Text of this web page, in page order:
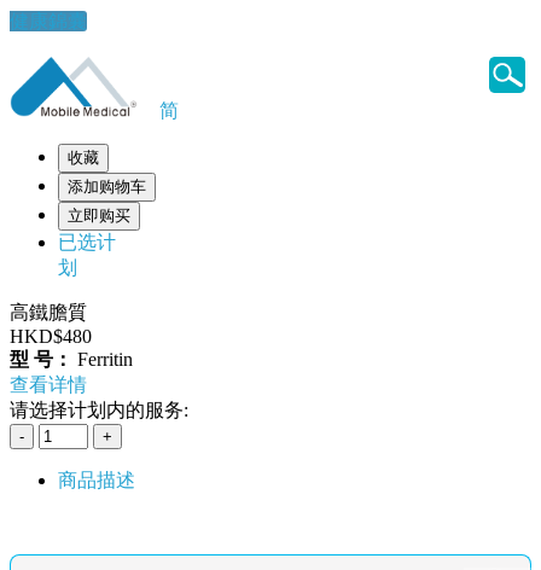
健康錦囊
简
收藏
添加购物车
立即购买
已选计
划
高鐵膽質
HKD$480
型 号： Ferritin
查看详情
请选择计划内的服务:
商品描述